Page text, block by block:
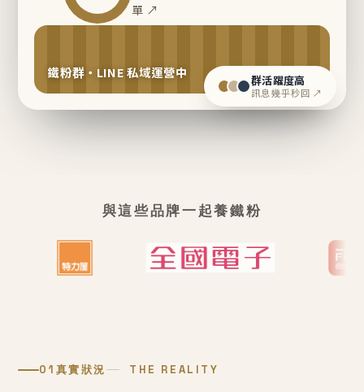
單 ↗
鐵粉群・LINE 私域運營中 群活躍度高
訊息幾乎秒回 ↗
與這些品牌一起養鐵粉
01 真實狀況 THE REALITY